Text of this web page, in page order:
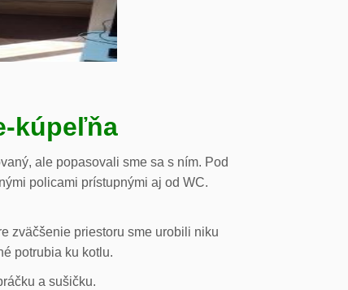
kúpeľňa
ale popasovali sme sa s ním. Pod
policami prístupnými aj od WC.
zväčšenie priestoru sme urobili niku
potrubia ku kotlu.
a sušičku.